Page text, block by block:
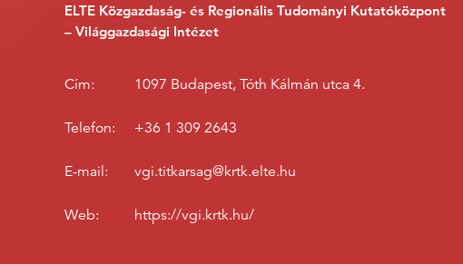
ELTE Közgazdaság- és Regionális Tudományi Kutatóközpont
– Világgazdasági Intézet
Cím: 1097 Budapest, Tóth Kálmán utca 4.
Telefon: +36 1 309 2643
E-mail: vgi.titkarsag@krtk.elte.hu
Web: https://vgi.krtk.hu/